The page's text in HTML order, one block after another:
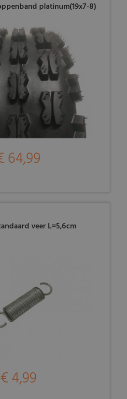
platinum(19x7-8)
64,99
veer L=5,6cm
€ 4,99